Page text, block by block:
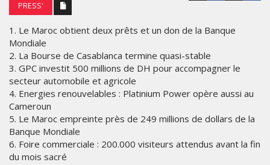
PRESS'
1. Le Maroc obtient deux prêts et un don de la Banque
Mondiale
2. La Bourse de Casablanca termine quasi-stable
3. GPC investit 500 millions de DH pour accompagner le
secteur automobile et agricole
4. Energies renouvelables : Platinium Power opère aussi au
Cameroun
5. Le Maroc empreinte près de 249 millions de dollars de la
Banque Mondiale
6. Foire commerciale : 200.000 visiteurs attendus avant la fin
du mois sacré